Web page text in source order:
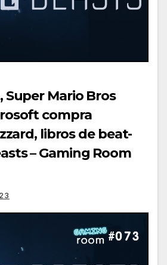
Super Mario Bros
compra
libros de beat-
– Gaming Room